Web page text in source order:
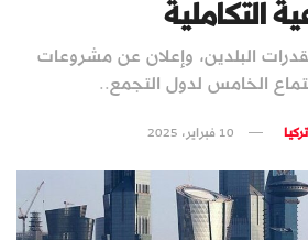
التكاملية
البلدين، وإعلان عن مشروعات
الخامس لدول التجمع..
10 فبراير، 2025